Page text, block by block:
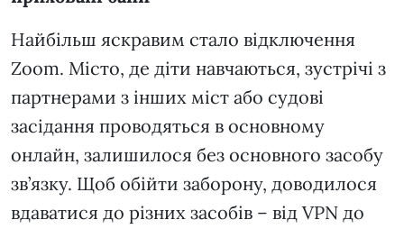
Найбільш яскравим стало відключення
Zoom. Місто, де діти навчаються, зустрічі з
партнерами з інших міст або судові
засідання проводяться в основному
онлайн, залишилося без основного засобу
зв’язку. Щоб обійти заборону, доводилося
вдаватися до різних засобів – від VPN до